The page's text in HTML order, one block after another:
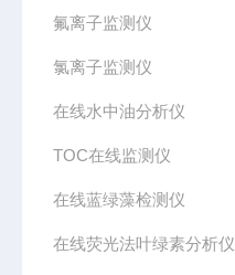
氟离子监测仪
氯离子监测仪
在线水中油分析仪
TOC在线监测仪
在线蓝绿藻检测仪
在线荧光法叶绿素分析仪